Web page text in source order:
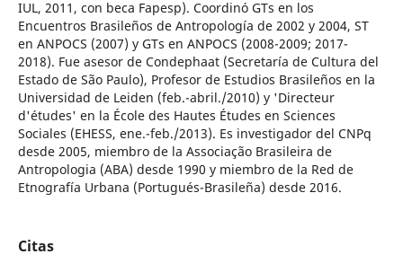
IUL, 2011, con beca Fapesp). Coordinó GTs en los
Encuentros Brasileños de Antropología de 2002 y 2004, ST
en ANPOCS (2007) y GTs en ANPOCS (2008-2009; 2017-
2018). Fue asesor de Condephaat (Secretaría de Cultura del
Estado de São Paulo), Profesor de Estudios Brasileños en la
Universidad de Leiden (feb.-abril./2010) y 'Directeur
d'études' en la École des Hautes Études en Sciences
Sociales (EHESS, ene.-feb./2013). Es investigador del CNPq
desde 2005, miembro de la Associação Brasileira de
Antropologia (ABA) desde 1990 y miembro de la Red de
Etnografía Urbana (Portugués-Brasileña) desde 2016.
Citas